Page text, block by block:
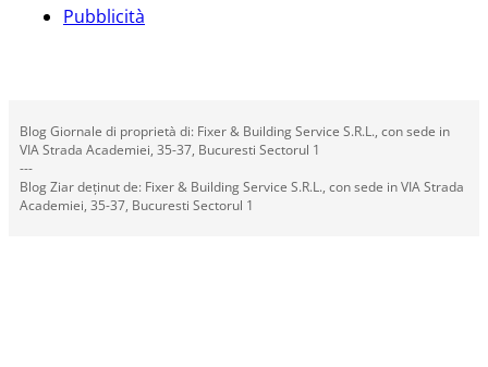
Pubblicità
Blog Giornale di proprietà di: Fixer & Building Service S.R.L., con sede in
VIA Strada Academiei, 35-37, Bucuresti Sectorul 1
---
Blog Ziar deținut de: Fixer & Building Service S.R.L., con sede in VIA Strada
Academiei, 35-37, Bucuresti Sectorul 1